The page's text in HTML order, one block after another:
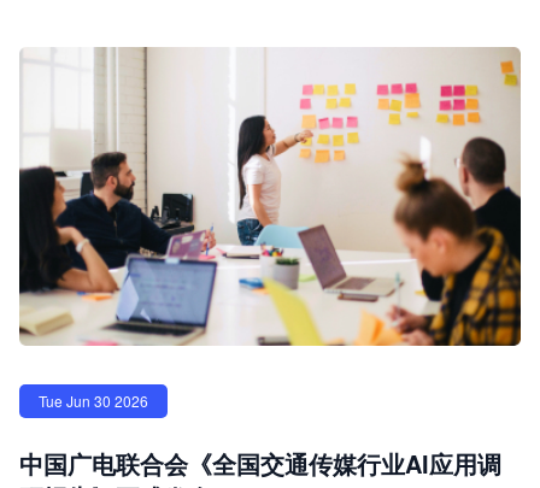
Tue Jun 30 2026
中国广电联合会《全国交通传媒行业AI应用调